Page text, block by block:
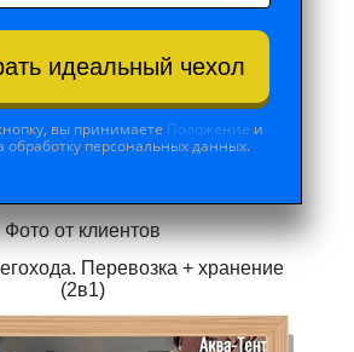
идеальный чехол
вы принимаете Положение и
обработку персональных данных.
Фото от клиентов
Перевозка + хранение
(2в1)